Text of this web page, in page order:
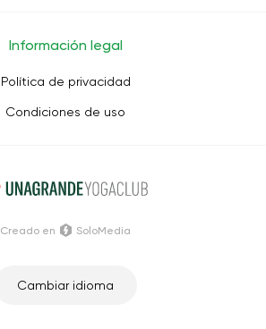
Información legal
Política de privacidad
Condiciones de uso
Cambiar idioma
Creado en SoloMedia